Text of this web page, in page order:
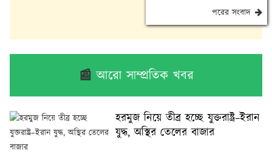
পরের সংবাদ
📰আরো সাম্প্রতিক খবর
হরমুজ নিয়ে তীব্র হচ্ছে যুক্তরাষ্ট্র–ইরান
যুদ্ধ, অস্থির তেলের বাজার